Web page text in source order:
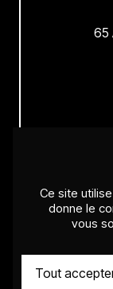
65
Ce site
donne le
vous
Tout